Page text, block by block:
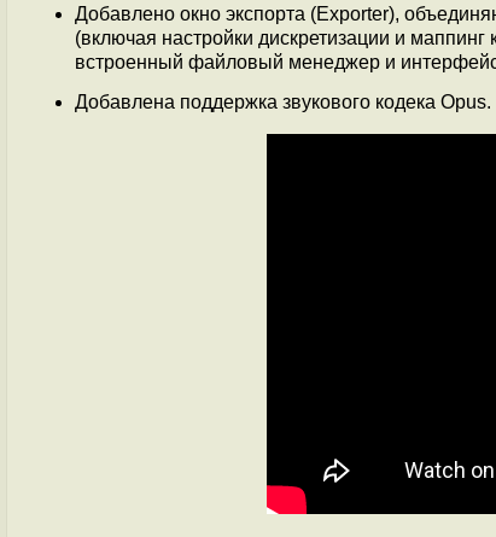
Добавлено окно экспорта (Exporter),
(включая настройки дискретизации и
встроенный файловый менеджер и интерфейс
Добавлена поддержка звукового кодека Opus.